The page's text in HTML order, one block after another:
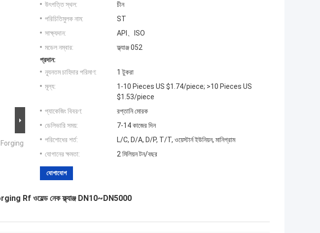
উৎপত্তি স্থল:
চীন
পরিচিতিমুলক নাম:
ST
সাক্ষ্যদান:
API、ISO
মডেল নম্বার:
ফ্ল্যাঞ্জ 052
প্রদান:
ন্যূনতম চাহিদার পরিমাণ:
1 টুকরা
মূল্য:
1-10 Pieces US $1.74/piece; >10 Pieces US
$1.53/piece
প্যাকেজিং বিবরণ:
রপ্তানি মোরক
ডেলিভারি সময়:
7-14 কাজের দিন
পরিশোধের শর্ত:
L/C, D/A, D/P, T/T, ওয়েস্টার্ন ইউনিয়ন, মানিগ্রাম
যোগানের ক্ষমতা:
2 মিলিয়ন টন/বছর
যোগাযোগ
Rf ওয়েল্ড নেক ফ্ল্যাঞ্জ DN10~DN5000